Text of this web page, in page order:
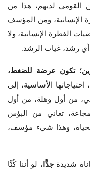
القومي لديهم، هذا من
الإنسانية، ومن المؤسف
الفطرة الإنسانية، ولا
أي رشد، غياب الرشد.
تكون عرضة للضغط،
احتياجاتها الأساسية، إلى
من أول وهلة، من أول
تعاني من البؤس
وهذا شيء مؤسف،
شديدةجدًّا ، لو أننا كُنَّا